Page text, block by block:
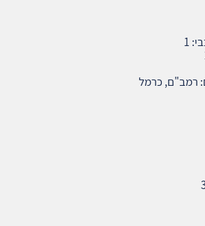
1
רמב"ם, כרמל